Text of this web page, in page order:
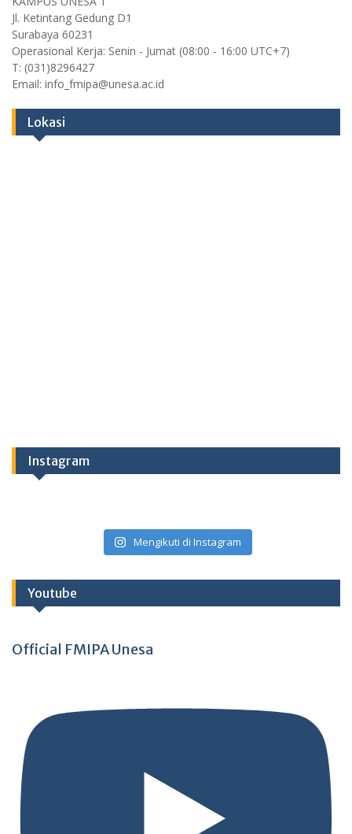
Jl. Ketintang Gedung D1
Surabaya 60231
Operasional Kerja: Senin - Jumat (08:00 - 16:00 UTC+7)
T: (031)8296427
Email: info_fmipa@unesa.ac.id
Lokasi
Instagram
Mengikuti di Instagram
Youtube
Official FMIPA Unesa